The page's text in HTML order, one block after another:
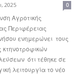
2025 0
Αγροτικής
Περιφέρειας
ενημερώνει τους
κτηνοτροφικών
ότι τέθηκε σε
λειτουργία το νέο